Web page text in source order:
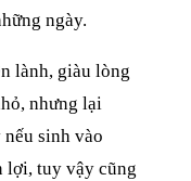
ngày.
lành, giàu lòng
nhưng lại
sinh vào
lợi, tuy vậy cũng